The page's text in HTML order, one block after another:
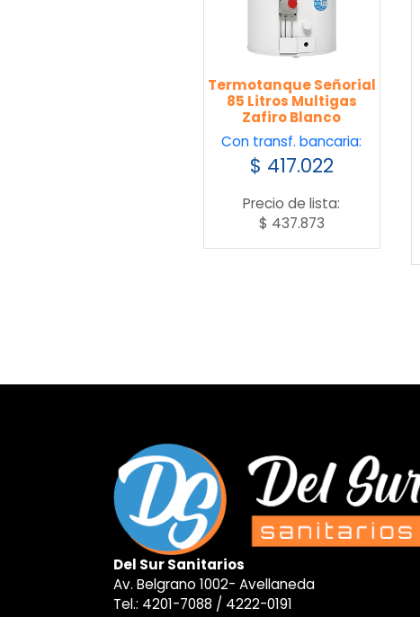
Termotanque Señorial
85 Litros Multigas
Zafiro Blanco
Con transf. bancaria:
$ 417.022
Precio de lista:
$ 437.873
Del Sur Sanitarios
Av. Belgrano 1002- Avellaneda
Tel.: 4201-7088 / 4222-0191